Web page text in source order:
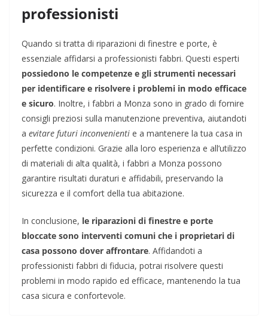
professionisti
Quando si tratta di riparazioni di finestre e porte, è
essenziale affidarsi a professionisti fabbri. Questi esperti
possiedono le competenze e gli strumenti necessari
per identificare e risolvere i problemi in modo efficace
e sicuro. Inoltre, i fabbri a Monza sono in grado di fornire
consigli preziosi sulla manutenzione preventiva, aiutandoti
a evitare futuri inconvenienti e a mantenere la tua casa in
perfette condizioni. Grazie alla loro esperienza e all’utilizzo
di materiali di alta qualità, i fabbri a Monza possono
garantire risultati duraturi e affidabili, preservando la
sicurezza e il comfort della tua abitazione.
In conclusione, le riparazioni di finestre e porte
bloccate sono interventi comuni che i proprietari di
casa possono dover affrontare. Affidandoti a
professionisti fabbri di fiducia, potrai risolvere questi
problemi in modo rapido ed efficace, mantenendo la tua
casa sicura e confortevole.